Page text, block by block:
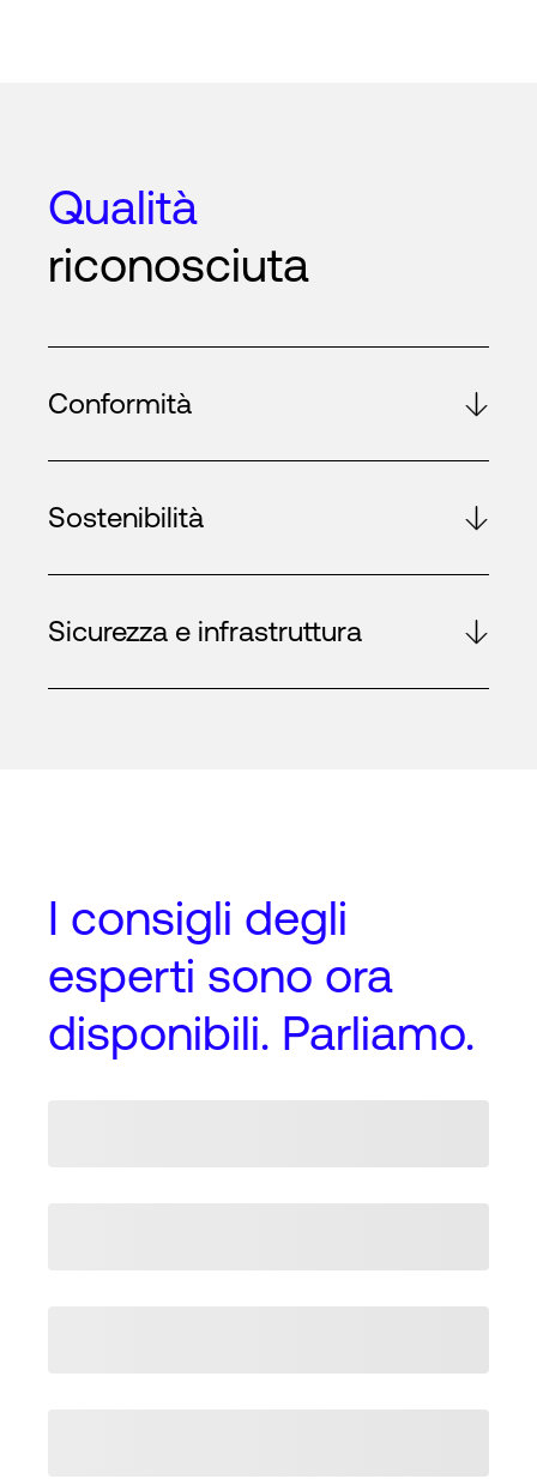
Qualità
riconosciuta
Conformità
Sostenibilità
Sicurezza e infrastruttura
I consigli degli
esperti sono ora
disponibili. Parliamo.